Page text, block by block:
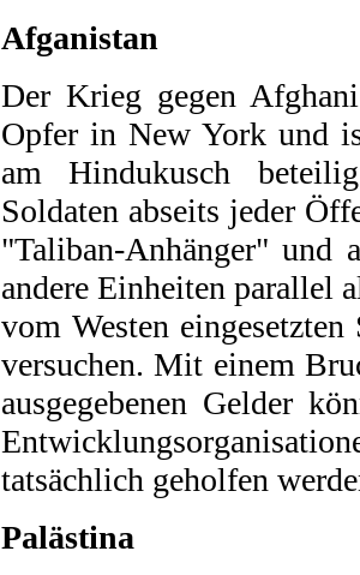
Afganistan
Der Krieg gegen
Opfer in New York und
am Hindukusch
Soldaten abseits jeder
"Taliban-Anhänger" und
andere Einheiten parallel
vom Westen
versuchen. Mit einem
ausgegebenen Gelder
tatsächlich geholfen
Palästina